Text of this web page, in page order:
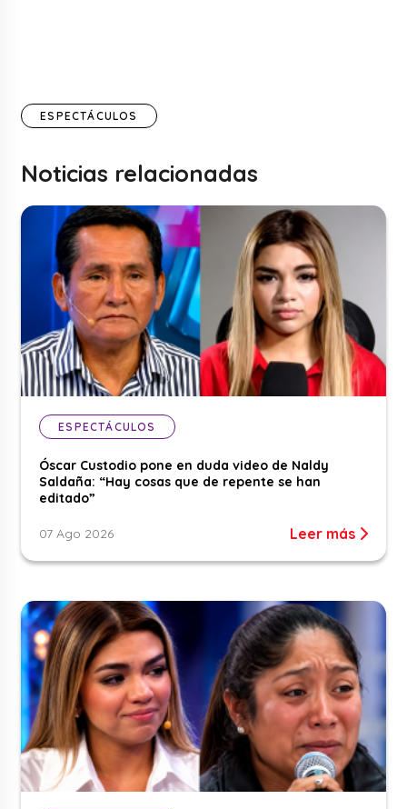
ESPECTÁCULOS
Noticias relacionadas
ESPECTÁCULOS
Óscar Custodio pone en duda video de Naldy
Saldaña: “Hay cosas que de repente se han
editado”
07 Ago 2026 Leer más